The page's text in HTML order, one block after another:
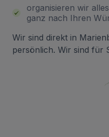
organisieren wir
ganz nach Ihren
Wir sind direkt in
persönlich. Wir sind für